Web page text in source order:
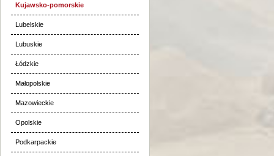
Kujawsko-pomorskie
Lubelskie
Lubuskie
Łódzkie
Małopolskie
Mazowieckie
Opolskie
Podkarpackie